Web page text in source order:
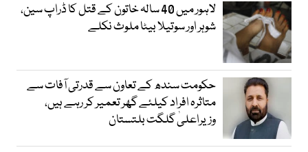
لاہور میں 40 سالہ خاتون کے قتل کا ڈراپ سین،
شوہر اور سوتیلا بیٹا ملوث نکلے
حکومت سندھ کے تعاون سے قدرتی آفات سے
متاثرہ افراد کیلئے گھر تعمیر کر رہے ہیں،
وزیراعلیٰ گلگت بلتستان